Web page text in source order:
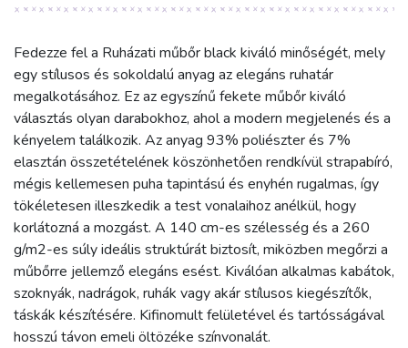
Fedezze fel a Ruházati műbőr black kiváló minőségét, mely
egy stílusos és sokoldalú anyag az elegáns ruhatár
megalkotásához. Ez az egyszínű fekete műbőr kiváló
választás olyan darabokhoz, ahol a modern megjelenés és a
kényelem találkozik. Az anyag 93% poliészter és 7%
elasztán összetételének köszönhetően rendkívül strapabíró,
mégis kellemesen puha tapintású és enyhén rugalmas, így
tökéletesen illeszkedik a test vonalaihoz anélkül, hogy
korlátozná a mozgást. A 140 cm-es szélesség és a 260
g/m2-es súly ideális struktúrát biztosít, miközben megőrzi a
műbőrre jellemző elegáns esést. Kiválóan alkalmas kabátok,
szoknyák, nadrágok, ruhák vagy akár stílusos kiegészítők,
táskák készítésére. Kifinomult felületével és tartósságával
hosszú távon emeli öltözéke színvonalát.